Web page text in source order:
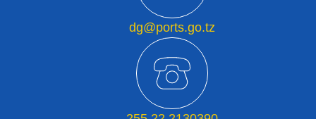
dg@ports.go.tz